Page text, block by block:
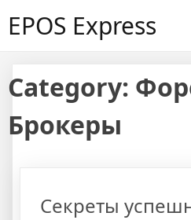
EPOS Express
Category:
Брокеры
Секреты